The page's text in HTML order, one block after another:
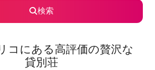
検索
コに⁠あ⁠る高⁠評⁠価⁠の贅⁠沢⁠な
貸⁠別⁠荘